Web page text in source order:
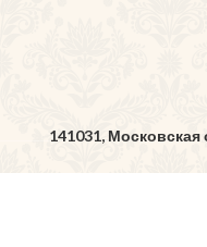
141031,